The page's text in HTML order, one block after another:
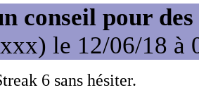
conseil pour des
le 12/06/18 à
6 sans hésiter.